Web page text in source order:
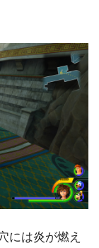
には炎が燃え